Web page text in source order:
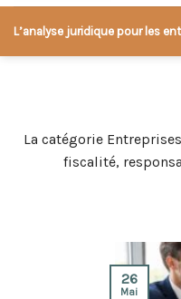
L’analyse juridique pour les
La catégorie
fiscalité,
26
Mai